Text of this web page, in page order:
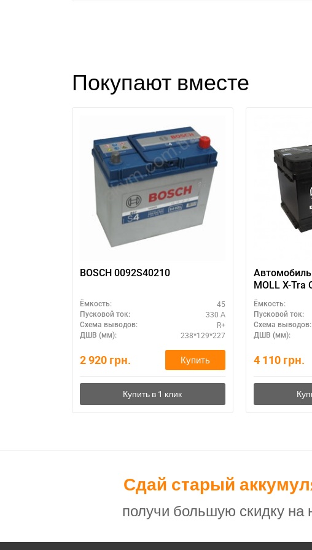
Покупают вместе
BOSCH 0092S40210
Ёмкость: 45
Пусковой ток: 330 А
Схема выводов: R+
ДШВ (мм): 238*129*227
2 920 грн. Купить
MOLL X-Tra
стабильный
Ёмкость:
Пусковой ток:
Схема выводов:
ДШВ (мм):
4 110 грн.
Сдай старый
получи большую скидку на